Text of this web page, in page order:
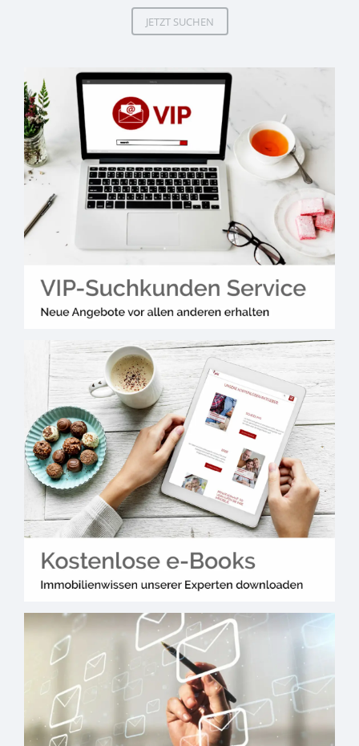
JETZT SUCHEN